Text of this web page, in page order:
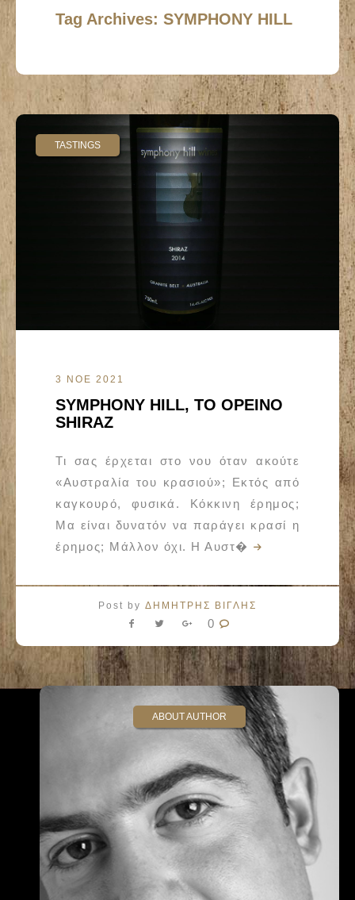
Tag Archives: SYMPHONY HILL
TASTINGS
3 ΝΟΕ 2021
SYMPHONY HILL, ΤΟ ΟΡΕΙΝΟ
SHIRAZ
Τι σας έρχεται στο νου όταν ακούτε
«Αυστραλία του κρασιού»; Εκτός από
καγκουρό, φυσικά. Κόκκινη έρημος;
Μα είναι δυνατόν να παράγει κρασί η
έρημος; Μάλλον όχι. Η Αυστ�
Post by ΔΗΜΗΤΡΗΣ ΒΙΓΛΗΣ
0
ABOUT AUTHOR